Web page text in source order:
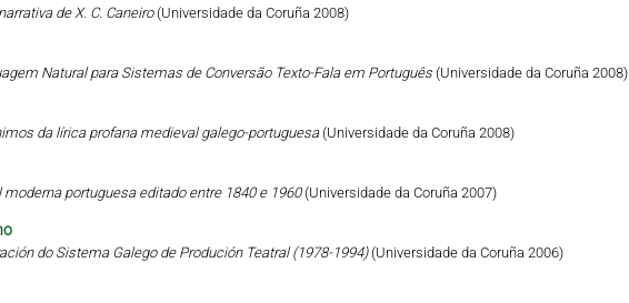
de X. C. Caneiro(Universidade da Coruña 2008)
Natural para Sistemas de Conversão Texto-Fala em Português (Universidade da Coruña 2008)
da lírica profana medieval galego-portuguesa(Universidade da Coruña 2008)
portuguesa editado entre 1840 e 1960(Universidade da Coruña 2007)
do Sistema Galego de Produción Teatral (1978-1994)(Universidade da Coruña 2006)